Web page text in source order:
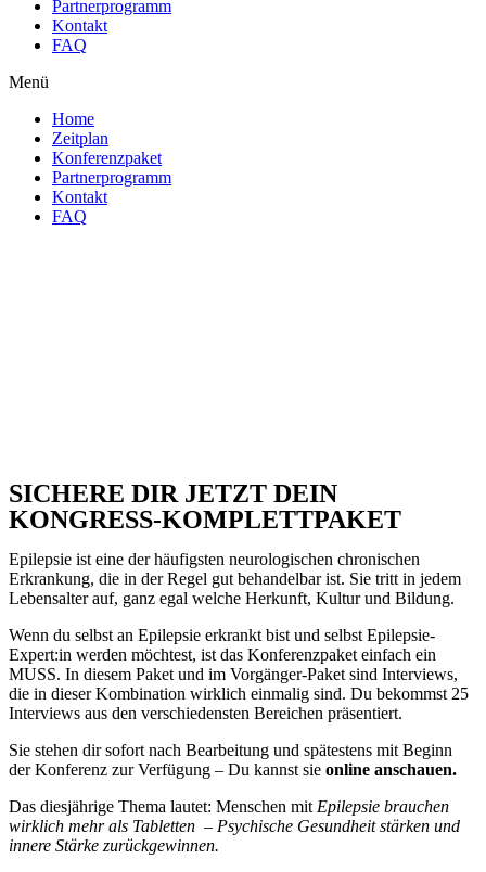
Partnerprogramm
Kontakt
FAQ
Menü
Home
Zeitplan
Konferenzpaket
Partnerprogramm
Kontakt
FAQ
SICHERE DIR JETZT DEIN
KONGRESS-KOMPLETTPAKET
Epilepsie ist eine der häufigsten neurologischen chronischen
Erkrankung, die in der Regel gut behandelbar ist. Sie tritt in jedem
Lebensalter auf, ganz egal welche Herkunft, Kultur und Bildung.
Wenn du selbst an Epilepsie erkrankt bist und selbst Epilepsie-
Expert:in werden möchtest, ist das Konferenzpaket einfach ein
MUSS. In diesem Paket und im Vorgänger-Paket sind Interviews,
die in dieser Kombination wirklich einmalig sind. Du bekommst 25
Interviews aus den verschiedensten Bereichen präsentiert.
Sie stehen dir sofort nach Bearbeitung und spätestens mit Beginn
der Konferenz zur Verfügung – Du kannst sie online anschauen.
Das diesjährige Thema lautet: Menschen mit Epilepsie brauchen
wirklich mehr als Tabletten – Psychische Gesundheit stärken und
innere Stärke zurückgewinnen.